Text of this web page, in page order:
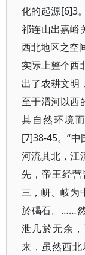
化的起源[6]3
祁连山出嘉峪
西北地区之空
实际上整个西
出了农耕文明
至于渭河以西
其自然环境
[7]38-45。“中
河流其北，江
先，帝王经
三，岍、岐为
於碣石。……
泄几於无余
来，虽然西